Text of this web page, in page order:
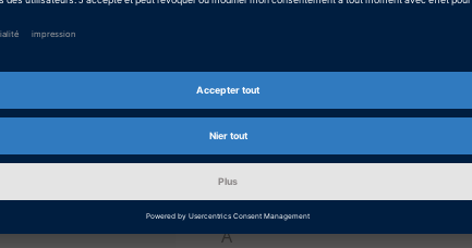
d’information
Travailler avec
Release dSPACE
2023-A, 2022-B, 2022-A, 2021-
B, 2019-A, 2018-B, 2018-A,
2015-B, 2015-A, 2014-B, 2014-
A